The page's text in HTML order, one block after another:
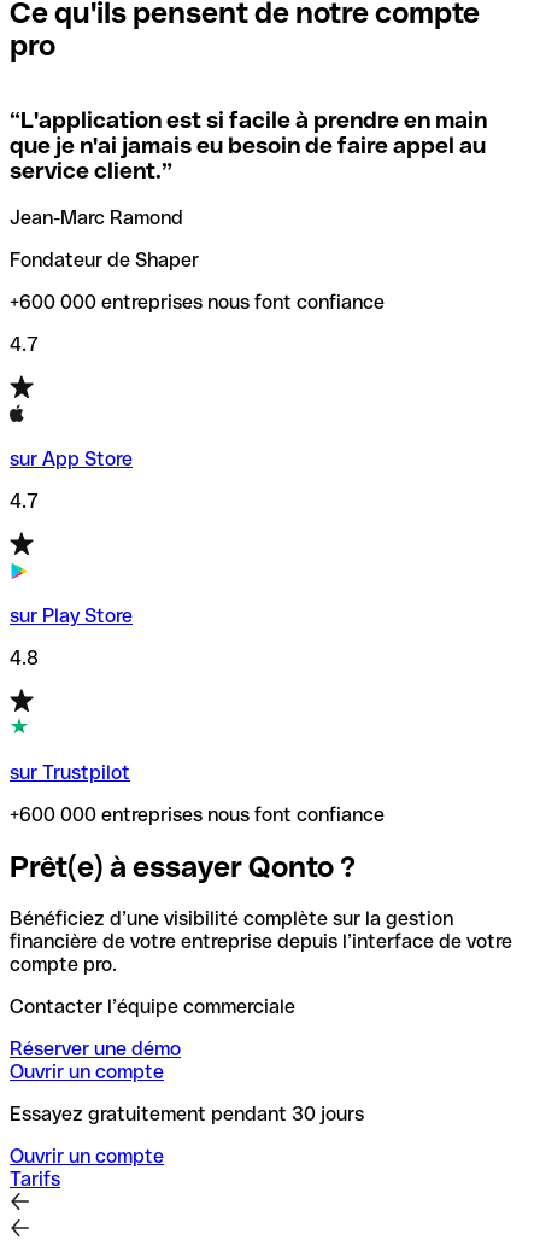
signifie que vous avez le code de l'une des succursales
locales.
Si vous n'êtes pas sûr du code SWIFT que vous devriez
utiliser, nous avons développé un outil de recherche de
codes SWIFT par nom de banque.
vérification/recherche de codes SWIFT. Ainsi, vous pouvez
trouver et vérifier vos codes SWIFT avant de réaliser vos
transferts d’argent.
Ce qu'ils pensent de notre compte
pro
“L'application est si facile à prendre en main
que je n'ai jamais eu besoin de faire appel au
service client.”
Jean-Marc Ramond
Fondateur de Shaper
+600 000 entreprises nous font confiance
4.7
sur App Store
4.7
sur Play Store
4.8
sur Trustpilot
+600 000 entreprises nous font confiance
Prêt(e) à essayer Qonto ?
Bénéficiez d’une visibilité complète sur la gestion
financière de votre entreprise depuis l’interface de votre
compte pro.
Contacter l’équipe commerciale
Réserver une démo
Ouvrir un compte
Essayez gratuitement pendant 30 jours
Ouvrir un compte
Tarifs